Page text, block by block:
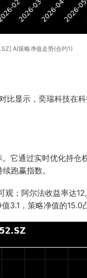
AI策略净值走势(合约1)
显示，奕瑞科技在
它通过实时优化持
跑赢指数。
；阿尔法收益率达
3.1，策略净值的15.0